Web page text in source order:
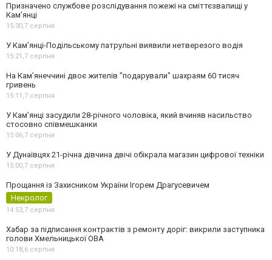
Призначено службове розслідування пожежі на сміттєзвалищі у
Кам’янці
15:30,7 серпня
У Кам’янці-Подільському патрульні виявили нетверезого водія
15:21,7 серпня
На Камʼянеччині двоє жителів "подарували" шахраям 60 тисяч
гривень
15:11,7 серпня
У Камʼянці засудили 28-річного чоловіка, який вчиняв насильство
стосовно співмешканки
15:06,7 серпня
У Дунаївцях 21-річна дівчина двічі обікрала магазин цифрової техніки
15:00,7 серпня
Прощання із Захисником України Ігорем Драгусевичем
Некролог
14:53,7 серпня
Хабар за підписання контрактів з ремонту доріг: викрили заступника
голови Хмельницької ОВА
10:18,6 серпня